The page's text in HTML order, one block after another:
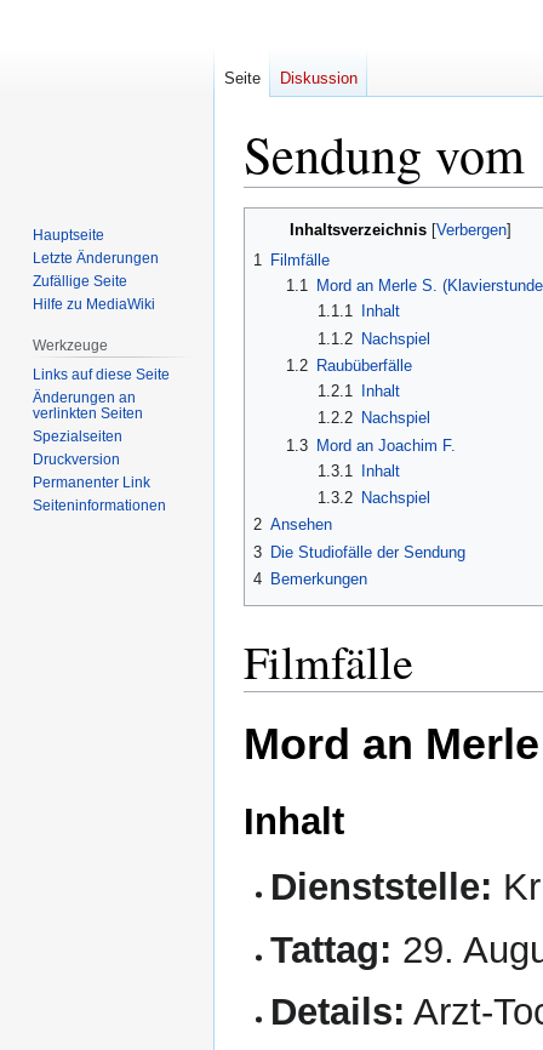
Sendung
Inhaltsverzeichnis
1 Filmfälle
1.1
Mord an Merle S.
1.1.1
Inhalt
1.1.2 Nachspiel
1.2
Raubüberfälle
1.2.1
Inhalt
1.2.2 Nachspiel
1.3
Mord an Joachim F.
1.3.1
Inhalt
1.3.2 Nachspiel
2 Ansehen
3 Die Studiofälle der Sendung
4 Bemerkungen
Filmfälle
Mord an
Inhalt
Dienststelle:
Tattag: 29.
Details: Arzt-
Seite Diskussion
Hauptseite
Letzte Änderungen
Zufällige Seite
Hilfe zu MediaWiki
Werkzeuge
Links auf diese Seite
Änderungen an
verlinkten Seiten
Spezialseiten
Druckversion
Permanenter Link
Seiten­informationen